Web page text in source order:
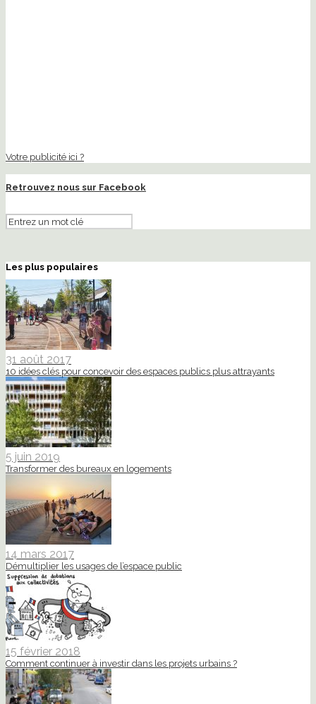
Votre publicité ici ?
Retrouvez nous sur Facebook
Les plus populaires
31 août 2017
10 idées clés pour concevoir des espaces publics plus attrayants
5 juin 2019
Transformer des bureaux en logements
14 mars 2017
Démultiplier les usages de l’espace public
15 février 2018
Comment continuer à investir dans les projets urbains ?